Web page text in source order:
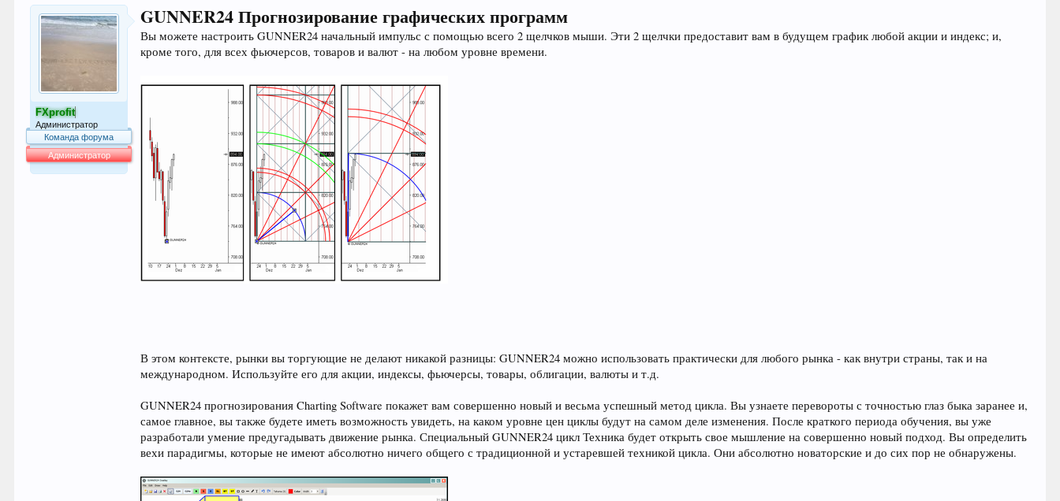
FXprofit
Администратор
Команда форума
Администратор
GUNNER24 Прогнозирование графических программ
Вы можете настроить GUNNER24 начальный импульс с помощью всего 2 щелчков мыши. Эти 2 щелчки предоставит вам в будущем график любой акции и индекс; и,
кроме того, для всех фьючерсов, товаров и валют - на любом уровне времени.
В этом контексте, рынки вы торгующие не делают никакой разницы: GUNNER24 можно использовать практически для любого рынка - как внутри страны, так и на
международном. Используйте его для акции, индексы, фьючерсы, товары, облигации, валюты и т.д.
GUNNER24 прогнозирования Charting Software покажет вам совершенно новый и весьма успешный метод цикла. Вы узнаете перевороты с точностью глаз быка заранее и,
самое главное, вы также будете иметь возможность увидеть, на каком уровне цен циклы будут на самом деле изменения. После краткого периода обучения, вы уже
разработали умение предугадывать движение рынка. Специальный GUNNER24 цикл Техника будет открыть свое мышление на совершенно новый подход. Вы определить
вехи парадигмы, которые не имеют абсолютно ничего общего с традиционной и устаревшей техникой цикла. Они абсолютно новаторские и до сих пор не обнаружены.